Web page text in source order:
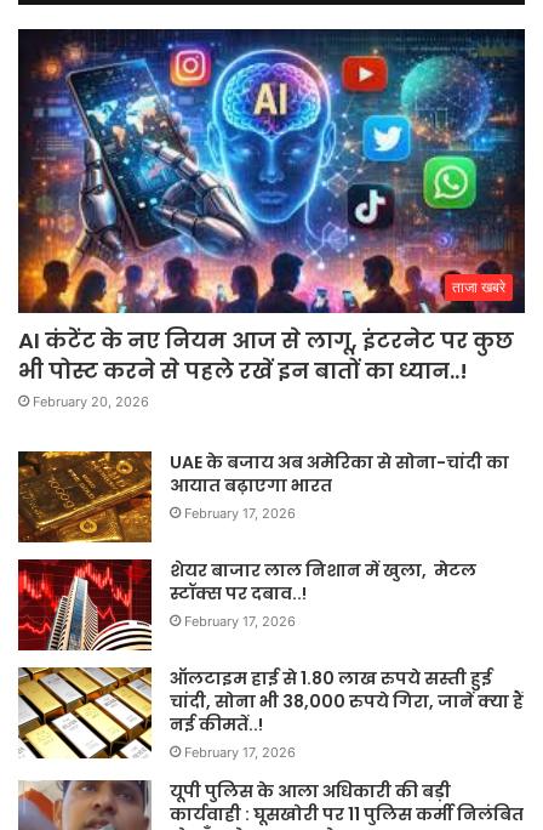
ताजा खबरे
AI कंटेंट के नए नियम आज से लागू, इंटरनेट पर कुछ
भी पोस्ट करने से पहले रखें इन बातों का ध्यान..!
February 20, 2026
UAE के बजाय अब अमेरिका से सोना-चांदी का
आयात बढ़ाएगा भारत
February 17, 2026
शेयर बाजार लाल निशान में खुला, मेटल
स्टॉक्स पर दबाव..!
February 17, 2026
ऑलटाइम हाई से 1.80 लाख रुपये सस्ती हुई
चांदी, सोना भी 38,000 रुपये गिरा, जानें क्या हैं
नई कीमतें..!
February 17, 2026
यूपी पुलिस के आला अधिकारी की बड़ी
कार्यवाही : घूसखोरी पर 11 पुलिस कर्मी निलंबित